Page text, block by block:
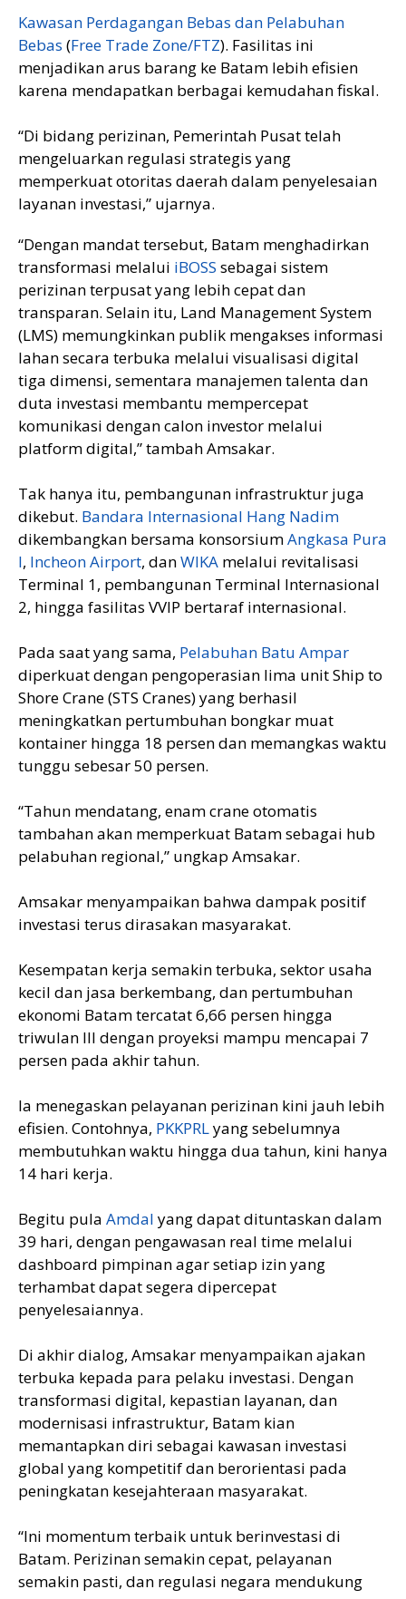
Kawasan Perdagangan Bebas dan Pelabuhan
Bebas (Free Trade Zone/FTZ). Fasilitas ini
menjadikan arus barang ke Batam lebih efisien
karena mendapatkan berbagai kemudahan fiskal.
“Di bidang perizinan, Pemerintah Pusat telah
mengeluarkan regulasi strategis yang
memperkuat otoritas daerah dalam penyelesaian
layanan investasi,” ujarnya.
“Dengan mandat tersebut, Batam menghadirkan
transformasi melalui iBOSS sebagai sistem
perizinan terpusat yang lebih cepat dan
transparan. Selain itu, Land Management System
(LMS) memungkinkan publik mengakses informasi
lahan secara terbuka melalui visualisasi digital
tiga dimensi, sementara manajemen talenta dan
duta investasi membantu mempercepat
komunikasi dengan calon investor melalui
platform digital,” tambah Amsakar.
Tak hanya itu, pembangunan infrastruktur juga
dikebut. Bandara Internasional Hang Nadim
dikembangkan bersama konsorsiumAngkasa Pura
I, Incheon Airport, danWIKA melalui revitalisasi
Terminal 1, pembangunan Terminal Internasional
2, hingga fasilitas VVIP bertaraf internasional.
Pada saat yang sama, Pelabuhan Batu Ampar
diperkuat dengan pengoperasian lima unit Ship to
Shore Crane (STS Cranes) yang berhasil
meningkatkan pertumbuhan bongkar muat
kontainer hingga 18 persen dan memangkas waktu
tunggu sebesar 50 persen.
“Tahun mendatang, enam crane otomatis
tambahan akan memperkuat Batam sebagai hub
pelabuhan regional,” ungkap Amsakar.
Amsakar menyampaikan bahwa dampak positif
investasi terus dirasakan masyarakat.
Kesempatan kerja semakin terbuka, sektor usaha
kecil dan jasa berkembang, dan pertumbuhan
ekonomi Batam tercatat 6,66 persen hingga
triwulan III dengan proyeksi mampu mencapai 7
persen pada akhir tahun.
Ia menegaskan pelayanan perizinan kini jauh lebih
efisien. Contohnya, PKKPRLyang sebelumnya
membutuhkan waktu hingga dua tahun, kini hanya
14 hari kerja.
Begitu pula Amdal yang dapat dituntaskan dalam
39 hari, dengan pengawasan real time melalui
dashboard pimpinan agar setiap izin yang
terhambat dapat segera dipercepat
penyelesaiannya.
Di akhir dialog, Amsakar menyampaikan ajakan
terbuka kepada para pelaku investasi. Dengan
transformasi digital, kepastian layanan, dan
modernisasi infrastruktur, Batam kian
memantapkan diri sebagai kawasan investasi
global yang kompetitif dan berorientasi pada
peningkatan kesejahteraan masyarakat.
“Ini momentum terbaik untuk berinvestasi di
Batam. Perizinan semakin cepat, pelayanan
semakin pasti, dan regulasi negara mendukung